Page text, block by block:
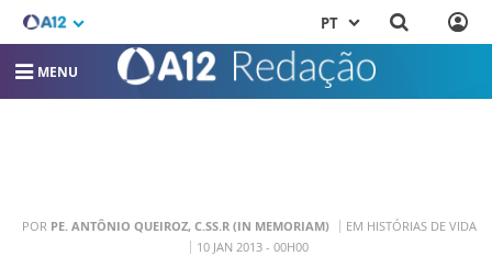
PT
MENU
POR PE. ANTÔNIO QUEIROZ, C.SS.R (IN MEMORIAM)
EM HISTÓRIAS DE VIDA
10 JAN 2013 - 00H00